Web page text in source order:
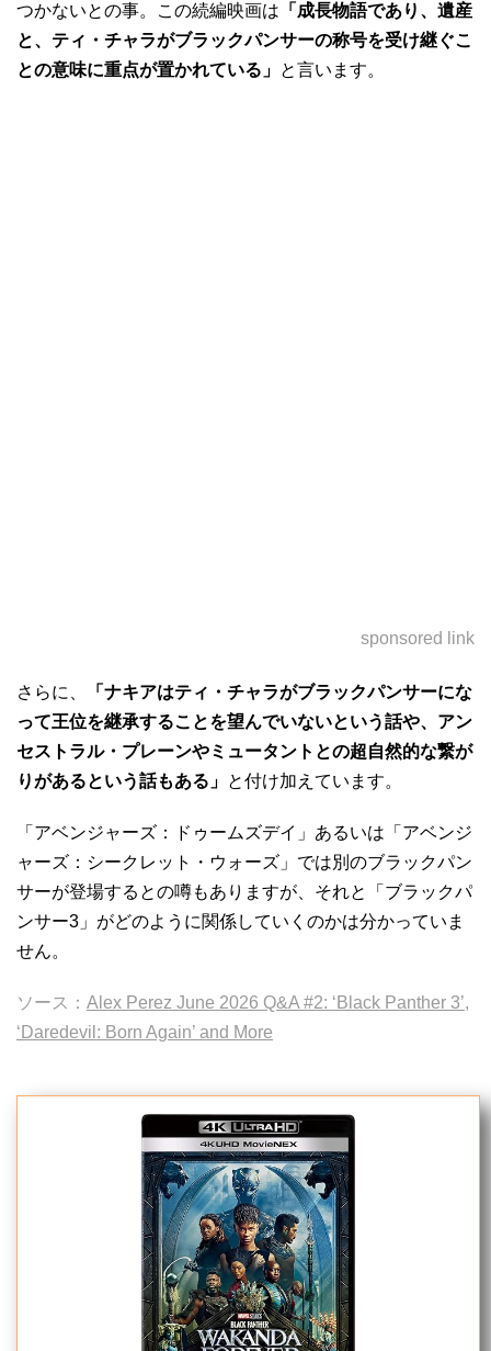
つかないとの事。この続編映画は 「成長物語であり、遺産
と、ティ・チャラがブラックパンサーの称号を受け継ぐこ
との意味に重点が置かれている」
と言います。
sponsored link
さらに、
「ナキアはティ・チャラがブラックパンサーにな
って王位を継承することを望んでいないという話や、アン
セストラル・プレーンやミュータントとの超自然的な繋が
りがあるという話もある」
と付け加えています。
「アベンジャーズ：ドゥームズデイ」あるいは「アベンジ
ャーズ：シークレット・ウォーズ」では別のブラックパン
サーが登場するとの噂もありますが、それと「ブラックパ
ンサー3」がどのように関係していくのかは分かっていま
せん。
ソース： Alex Perez June 2026 Q&A #2: ‘Black Panther 3’,
‘Daredevil: Born Again’ and More